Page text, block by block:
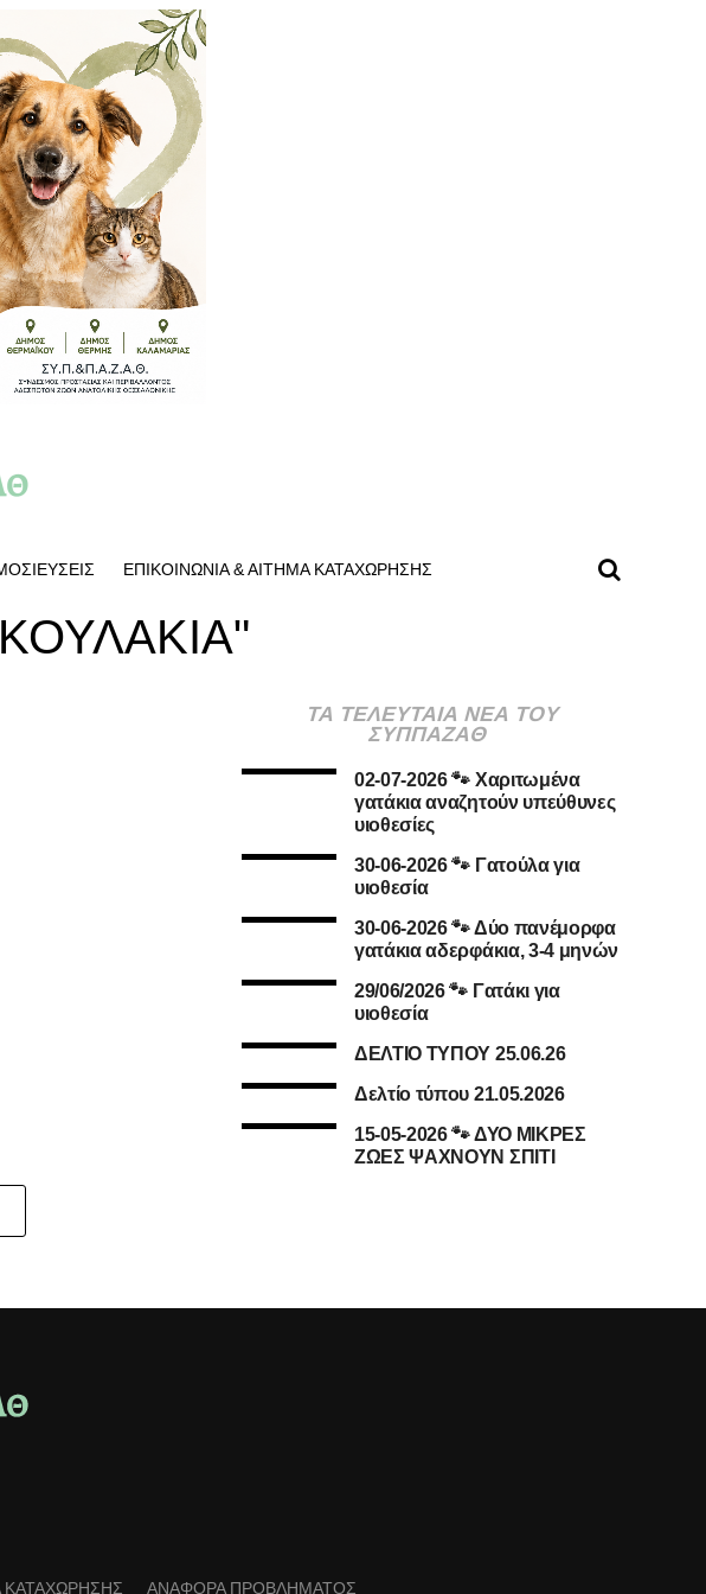
ΕΠΙΚΟΙΝΩΝΙΑ & ΑΙΤΗΜΑ ΚΑΤΑΧΩΡΗΣΗΣ
ΤΑ ΤΕΛΕΥΤΑΙΑ ΝΕΑ ΤΟΥ
ΣΥΠΠΑΖΑΘ
02-07-2026 🐾 Χαριτωμένα
γατάκια αναζητούν υπεύθυνες
υιοθεσίες
30-06-2026 🐾 Γατούλα για
υιοθεσία
30-06-2026 🐾 Δύο πανέμορφα
γατάκια αδερφάκια, 3-4 μηνών
29/06/2026 🐾 Γατάκι για
υιοθεσία
ΔΕΛΤΙΟ ΤΥΠΟΥ 25.06.26
Δελτίο τύπου 21.05.2026
15-05-2026 🐾 ΔΥΟ ΜΙΚΡΕΣ
ΖΩΕΣ ΨΑΧΝΟΥΝ ΣΠΙΤΙ
ΚΑΤΑΧΩΡΗΣΗΣ ΑΝΑΦΟΡΑ ΠΡΟΒΛΗΜΑΤΟΣ